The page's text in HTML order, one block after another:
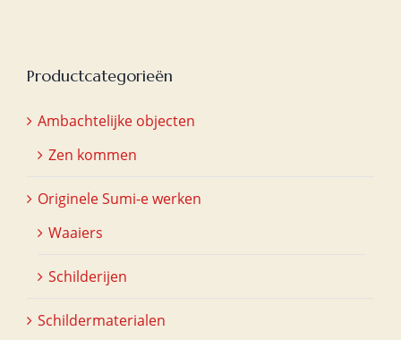
Productcategorieën
Ambachtelijke objecten
Zen kommen
Originele Sumi-e werken
Waaiers
Schilderijen
Schildermaterialen